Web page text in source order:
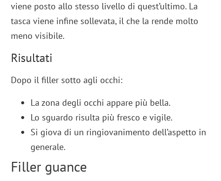
viene posto allo stesso livello di quest’ultimo. La
tasca viene infine sollevata, il che la rende molto
meno visibile.
Risultati
Dopo il filler sotto agli occhi:
La zona degli occhi appare più bella.
Lo sguardo risulta più fresco e vigile.
Si giova di un ringiovanimento dell’aspetto in
generale.
Filler guance